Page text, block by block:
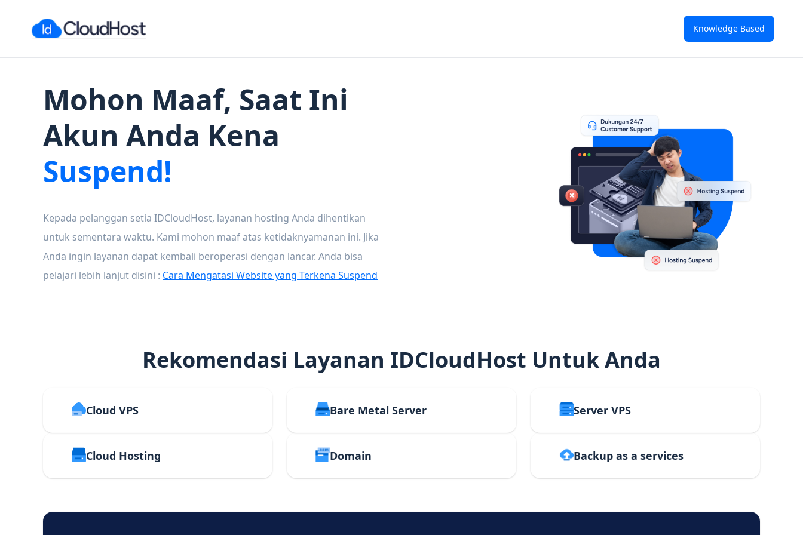
Knowledge Based
Mohon Maaf, Saat Ini
Akun Anda Kena
Suspend!
Kepada pelanggan setia IDCloudHost, layanan hosting Anda dihentikan
untuk sementara waktu. Kami mohon maaf atas ketidaknyamanan ini. Jika
Anda ingin layanan dapat kembali beroperasi dengan lancar. Anda bisa
pelajari lebih lanjut disini : Cara Mengatasi Website yang Terkena Suspend
Rekomendasi Layanan IDCloudHost Untuk Anda
Cloud VPS Bare Metal Server Server VPS
Cloud Hosting Domain Backup as a services